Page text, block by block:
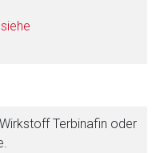
Terbinafin oder